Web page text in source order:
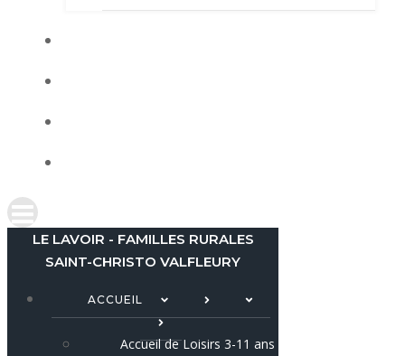
LE LAVOIR - FAMILLES RURALES
SAINT-CHRISTO VALFLEURY
ACCUEIL
Accueil de Loisirs 3-11 ans